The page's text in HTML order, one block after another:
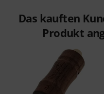
Das kauften
Produkt